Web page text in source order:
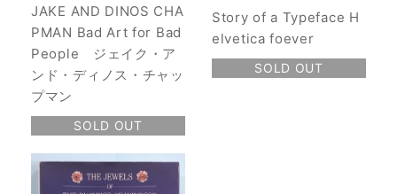
JAKE AND DINOS CHA
PMAN Bad Art for Bad
People ジェイク・ア
ンド・ディノス・チャッ
プマン
SOLD OUT
Story of a Typeface H
elvetica foever
SOLD OUT